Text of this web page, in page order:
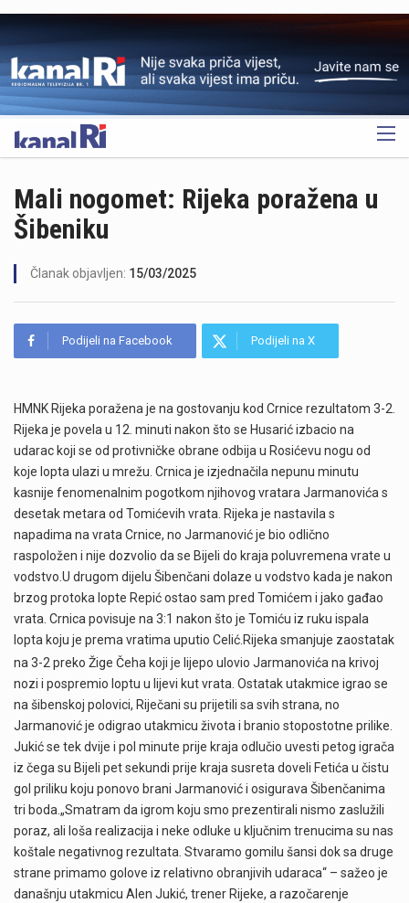
OGLAS
Mali nogomet: Rijeka poražena u
Šibeniku
Članak objavljen: 15/03/2025
Podijeli na Facebook Podijeli na X
HMNK Rijeka poražena je na gostovanju kod Crnice rezultatom 3-2.
Rijeka je povela u 12. minuti nakon što se Husarić izbacio na
udarac koji se od protivničke obrane odbija u Rosićevu nogu od
koje lopta ulazi u mrežu. Crnica je izjednačila nepunu minutu
kasnije fenomenalnim pogotkom njihovog vratara Jarmanovića s
desetak metara od Tomićevih vrata. Rijeka je nastavila s
napadima na vrata Crnice, no Jarmanović je bio odlično
raspoložen i nije dozvolio da se Bijeli do kraja poluvremena vrate u
vodstvo.U drugom dijelu Šibenčani dolaze u vodstvo kada je nakon
brzog protoka lopte Repić ostao sam pred Tomićem i jako gađao
vrata. Crnica povisuje na 3:1 nakon što je Tomiću iz ruku ispala
lopta koju je prema vratima uputio Celić. Rijeka smanjuje zaostatak
na 3-2 preko Žige Čeha koji je lijepo ulovio Jarmanovića na krivoj
nozi i pospremio loptu u lijevi kut vrata. Ostatak utakmice igrao se
na šibenskoj polovici, Riječani su prijetili sa svih strana, no
Jarmanović je odigrao utakmicu života i branio stopostotne prilike.
Jukić se tek dvije i pol minute prije kraja odlučio uvesti petog igrača
iz čega su Bijeli pet sekundi prije kraja susreta doveli Fetića u čistu
gol priliku koju ponovo brani Jarmanović i osigurava Šibenčanima
tri boda.„Smatram da igrom koju smo prezentirali nismo zaslužili
poraz, ali loša realizacija i neke odluke u ključnim trenucima su nas
koštale negativnog rezultata. Stvaramo gomilu šansi dok sa druge
strane primamo golove iz relativno obranjivih udaraca“ – sažeo je
današnju utakmicu Alen Jukić, trener Rijeke, a razočarenje